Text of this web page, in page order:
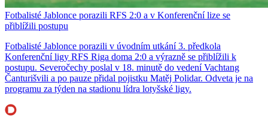
Fotbalisté Jablonce porazili RFS 2:0 a v Konferenční lize se
přiblížili postupu
Fotbalisté Jablonce porazili v úvodním utkání 3. předkola
Konferenční ligy RFS Riga doma 2:0 a výrazně se přiblížili k
postupu. Severočechy poslal v 18. minutě do vedení Vachtang
Čanturišvili a po pauze přidal pojistku Matěj Polidar. Odveta je na
programu za týden na stadionu lídra lotyšské ligy.